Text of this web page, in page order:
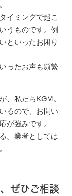
イミングで起こ
うものです。例
といったお困り
ったお声も頻繁
、私たちKGM。
るので、お問い
が強みです。
。業者としては
ぜひご相談